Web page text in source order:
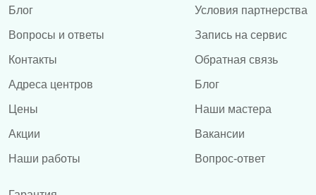
Блог
Вопросы и ответы
Контакты
Адреса центров
Цены
Акции
Наши работы
Условия партнерства
Запись на сервис
Обратная связь
Блог
Наши мастера
Вакансии
Вопрос-ответ